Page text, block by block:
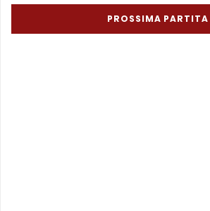
PROSSIMA PARTITA